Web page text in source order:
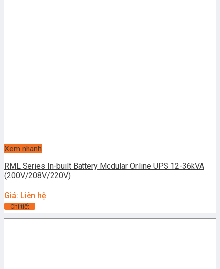
Xem nhanh
RML Series In-built Battery Modular Online UPS 12-36kVA
(200V/208V/220V)
Giá: Liên hệ
Chi tiết